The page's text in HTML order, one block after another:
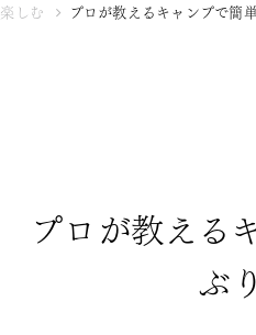
楽しむ プロが教えるキャンプで簡
プロが教える
ぶ